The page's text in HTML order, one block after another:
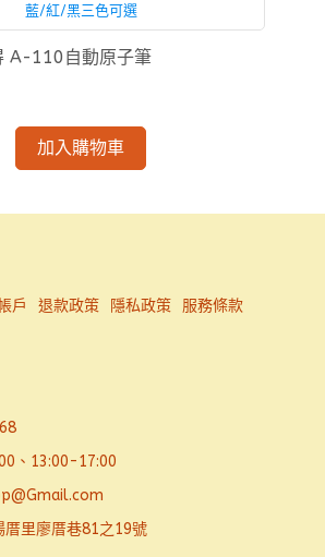
藍/紅/黑三色可選
A-110自動原子筆
加入購物車
戶 退款政策 隱私政策
服務條款
、13:00-17:00
里廖厝巷81之19號